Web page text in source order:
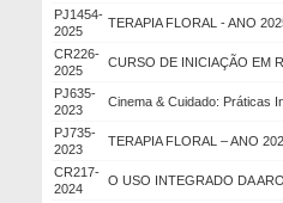
PJ1454-
2025
TERAPIA FLORAL - ANO
CR226-
2025
CURSO DE INICIAÇÃO EM
PJ635-
2023
Cinema & Cuidado: Práticas
PJ735-
2023
TERAPIA FLORAL – ANO
CR217-
2024
O USO INTEGRADO DA